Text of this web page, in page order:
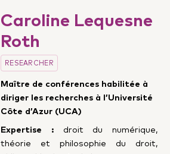
Caroline Lequesne
Roth
RESEARCHER
Maître de conférences habilitée à
diriger les recherches à l’Université
Côte d’Azur (UCA)
Expertise :droit du numérique,
théorie et philosophie du droit,